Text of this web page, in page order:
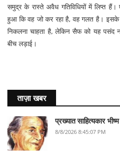
समुद्र के रास्ते अवैध गतिविधियों में लिप्त
हुआ कि वह जो कर रहा है, वह गलत है। इसके
निकलना चाहता है, लेकिन सैफ को यह पसंद
बीच लड़ाई।
ताज़ा खबर
प्रख्यात साहित्यकार
8/8/2026 8:45:07 PM